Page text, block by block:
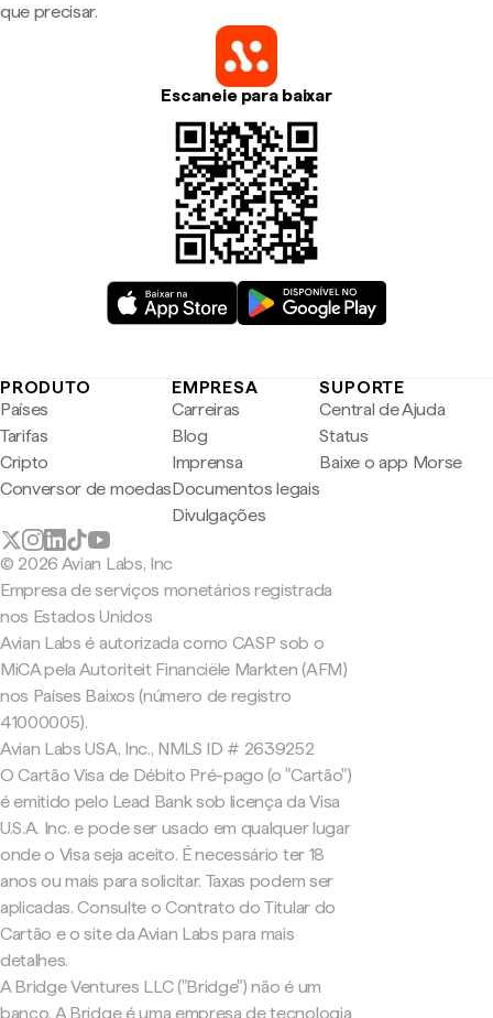
que precisar.
Escaneie para baixar
PRODUTO
Países
Tarifas
Cripto
Conversor de moedas
EMPRESA
Carreiras
Blog
Imprensa
Documentos legais
Divulgações
SUPORTE
Central de Ajuda
Status
Baixe o app Morse
© 2026 Avian Labs, Inc
Empresa de serviços monetários registrada
nos Estados Unidos
Avian Labs é autorizada como CASP sob o
MiCA pela Autoriteit Financiële Markten (AFM)
nos Países Baixos (número de registro
41000005).
Avian Labs USA, Inc., NMLS ID # 2639252
O Cartão Visa de Débito Pré-pago (o "Cartão")
é emitido pelo Lead Bank sob licença da Visa
U.S.A. Inc. e pode ser usado em qualquer lugar
onde o Visa seja aceito. É necessário ter 18
anos ou mais para solicitar. Taxas podem ser
aplicadas. Consulte o Contrato do Titular do
Cartão e o site da Avian Labs para mais
detalhes.
A Bridge Ventures LLC ("Bridge") não é um
banco. A Bridge é uma empresa de tecnologia